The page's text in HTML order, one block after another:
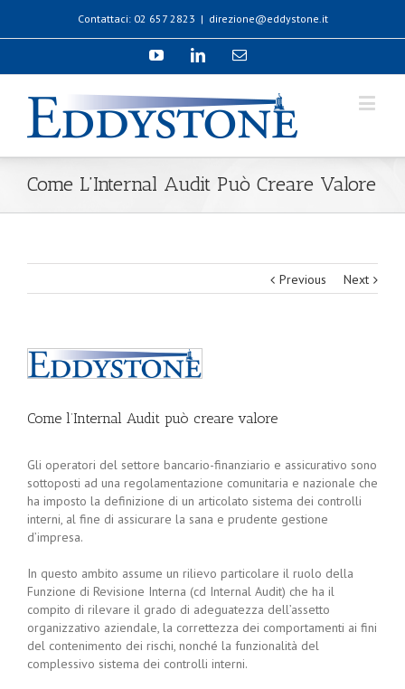
Contattaci: 02 657 2823 | direzione@eddystone.it
Come L’Internal Audit Può Creare Valore
Previous Next
Come l’Internal Audit può creare valore
Gli operatori del settore bancario-finanziario e assicurativo sono
sottoposti ad una regolamentazione comunitaria e nazionale che
ha imposto la definizione di un articolato sistema dei controlli
interni, al fine di assicurare la sana e prudente gestione
d’impresa.
In questo ambito assume un rilievo particolare il ruolo della
Funzione di Revisione Interna (cd Internal Audit) che ha il
compito di rilevare il grado di adeguatezza dell’assetto
organizzativo aziendale, la correttezza dei comportamenti ai fini
del contenimento dei rischi, nonché la funzionalità del
complessivo sistema dei controlli interni.